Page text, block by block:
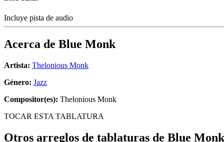
Incluye pista de audio
Acerca de Blue Monk
Artista: Thelonious Monk
Género: Jazz
Compositor(es): Thelonious Monk
TOCAR ESTA TABLATURA
Otros arreglos de tablaturas de Blue Monk